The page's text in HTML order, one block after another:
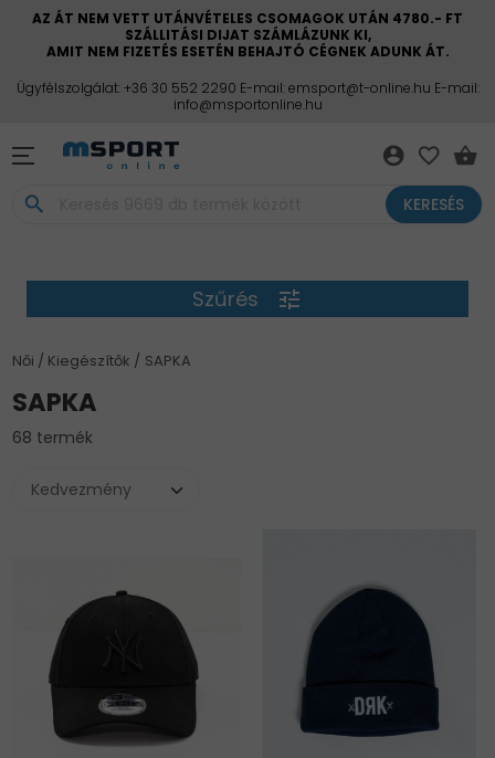
AZ ÁT NEM VETT UTÁNVÉTELES CSOMAGOK UTÁN 4780.- FT
SZÁLLITÁSI DIJAT SZÁMLÁZUNK KI,
AMIT NEM FIZETÉS ESETÉN BEHAJTÓ CÉGNEK ADUNK ÁT.
Ügyfélszolgálat: +36 30 552 2290 E-mail: emsport@t-online.hu E-mail:
info@msportonline.hu
account_circle favorite_border shopping_basket
search KERESÉS
Szűrés tune
Női Kiegészítők SAPKA
SAPKA
68 termék